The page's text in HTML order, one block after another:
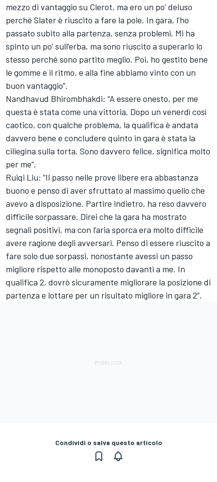
mezzo di vantaggio su Clerot, ma ero un po’ deluso
perché Slater è riuscito a fare la pole. In gara, l’ho
passato subito alla partenza, senza problemi. Mi ha
spinto un po’ sull’erba, ma sono riuscito a superarlo lo
stesso perché sono partito meglio. Poi, ho gestito bene
le gomme e il ritmo, e alla fine abbiamo vinto con un
buon vantaggio”.
Nandhavud Bhirombhakdi: “A essere onesto, per me
questa è stata come una vittoria. Dopo un venerdì così
caotico, con qualche problema, la qualifica è andata
davvero bene e concludere quinto in gara è stata la
ciliegina sulla torta. Sono davvero felice, significa molto
per me”.
Ruiqi Liu: “Il passo nelle prove libere era abbastanza
buono e penso di aver sfruttato al massimo quello che
avevo a disposizione. Partire indietro, ha reso davvero
difficile sorpassare. Direi che la gara ha mostrato
segnali positivi, ma con l’aria sporca era molto difficile
avere ragione degli avversari. Penso di essere riuscito a
fare solo due sorpassi, nonostante avessi un passo
migliore rispetto alle monoposto davanti a me. In
qualifica 2, dovrò sicuramente migliorare la posizione di
partenza e lottare per un risultato migliore in gara 2”.
Condividi o salva questo articolo